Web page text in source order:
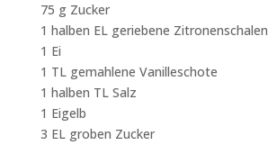
75 g Zucker
1 halben EL geriebene Zitronenschalen
1 Ei
1 TL gemahlene Vanilleschote
1 halben TL Salz
1 Eigelb
3 EL groben Zucker